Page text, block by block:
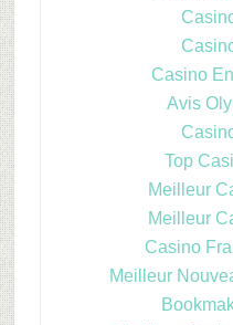
Casino
Avis
Top
Meilleur
Meilleur
Casino
Meilleur